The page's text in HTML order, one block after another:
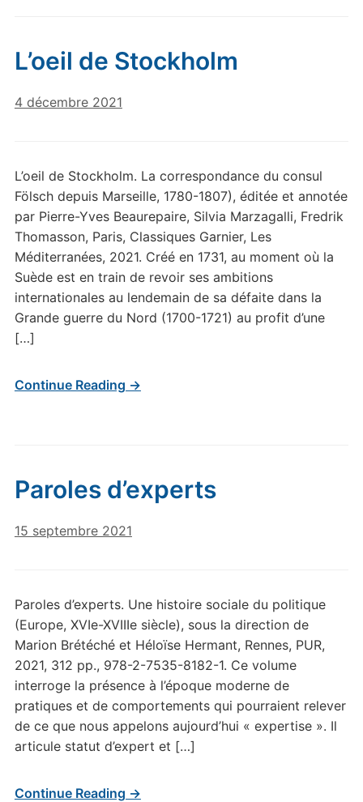
L’oeil de Stockholm
4 décembre 2021
L’oeil de Stockholm. La correspondance du consul
Fölsch depuis Marseille, 1780-1807), éditée et annotée
par Pierre-Yves Beaurepaire, Silvia Marzagalli, Fredrik
Thomasson, Paris, Classiques Garnier, Les
Méditerranées, 2021. Créé en 1731, au moment où la
Suède est en train de revoir ses ambitions
internationales au lendemain de sa défaite dans la
Grande guerre du Nord (1700-1721) au profit d’une
[…]
Continue Reading →
Paroles d’experts
15 septembre 2021
Paroles d’experts. Une histoire sociale du politique
(Europe, XVIe-XVIIIe siècle), sous la direction de
Marion Brétéché et Héloïse Hermant, Rennes, PUR,
2021, 312 pp., 978-2-7535-8182-1. Ce volume
interroge la présence à l’époque moderne de
pratiques et de comportements qui pourraient relever
de ce que nous appelons aujourd’hui « expertise ». Il
articule statut d’expert et […]
Continue Reading →